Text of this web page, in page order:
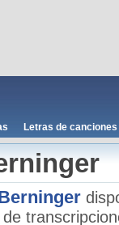
Letras de canciones